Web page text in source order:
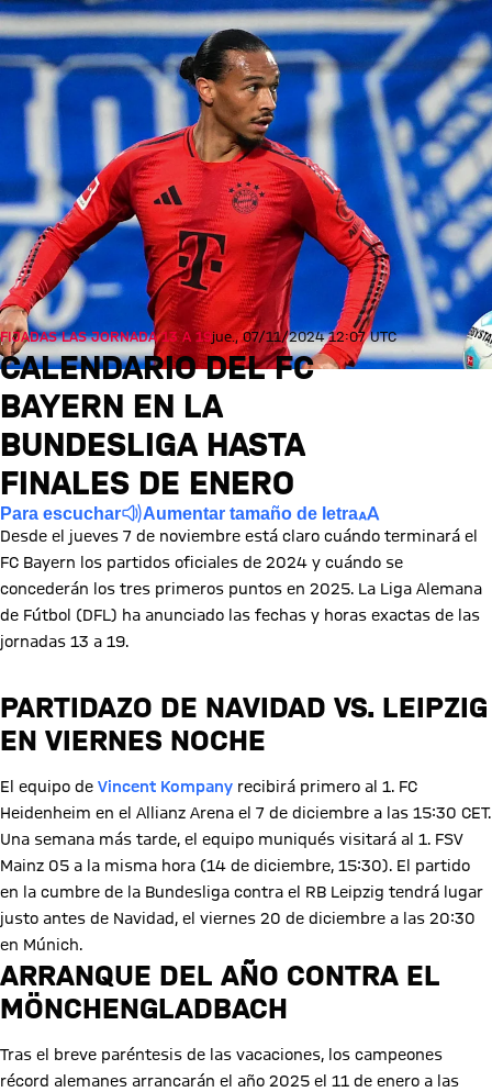
FIJADAS LAS JORNADA 13 A 19jue., 07/11/2024 12:07 UTC
CALENDARIO DEL FC
BAYERN EN LA
BUNDESLIGA HASTA
FINALES DE ENERO
Para escuchar Aumentar tamaño de letra
Desde el jueves 7 de noviembre está claro cuándo terminará el
FC Bayern los partidos oficiales de 2024 y cuándo se
concederán los tres primeros puntos en 2025. La Liga Alemana
de Fútbol (DFL) ha anunciado las fechas y horas exactas de las
jornadas 13 a 19.
PARTIDAZO DE NAVIDAD VS. LEIPZIG
EN VIERNES NOCHE
El equipo de Vincent Kompany recibirá primero al 1. FC
Heidenheim en el Allianz Arena el 7 de diciembre a las 15:30 CET.
Una semana más tarde, el equipo muniqués visitará al 1. FSV
Mainz 05 a la misma hora (14 de diciembre, 15:30). El partido
en la cumbre de la Bundesliga contra el RB Leipzig tendrá lugar
justo antes de Navidad, el viernes 20 de diciembre a las 20:30
en Múnich.
ARRANQUE DEL AÑO CONTRA EL
MÖNCHENGLADBACH
Tras el breve paréntesis de las vacaciones, los campeones
récord alemanes arrancarán el año 2025 el 11 de enero a las